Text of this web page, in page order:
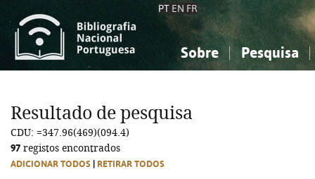
PT EN FR
Sobre Pesquisa
Ciências sociais...
Ciências sociais...
Resultado de pesquisa
CDU: =347.96(469)(094.4)
97 registos encontrados
ADICIONAR TODOS RETIRAR TODOS